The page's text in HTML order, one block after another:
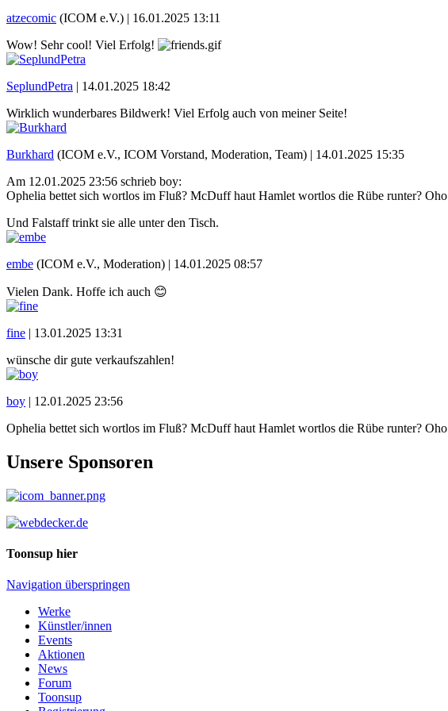
atzecomic (ICOM e.V.) | 16.01.2025 13:11
Wow! Sehr cool! Viel Erfolg!
SeplundPetra | 14.01.2025 18:42
Wirklich wunderbares Bildwerk! Viel Erfolg auch von meiner Seite!
Burkhard (ICOM e.V., ICOM Vorstand, Moderation, Team) | 14.01.2025 15:35
Am 12.01.2025 23:56 schrieb boy:
Ophelia bettet sich wortlos im Fluß? McDuff haut Hamlet wortlos die Rübe runter? Oho
Und Falstaff trinkt sie alle unter den Tisch.
embe (ICOM e.V., Moderation) | 14.01.2025 08:57
Vielen Dank. Hoffe ich auch 😊
fine | 13.01.2025 13:31
wünsche dir gute verkaufszahlen!
boy | 12.01.2025 23:56
Ophelia bettet sich wortlos im Fluß? McDuff haut Hamlet wortlos die Rübe runter? Oho
Unsere Sponsoren
Toonsup hier
Navigation überspringen
Werke
Künstler/innen
Events
Aktionen
News
Forum
Toonsup